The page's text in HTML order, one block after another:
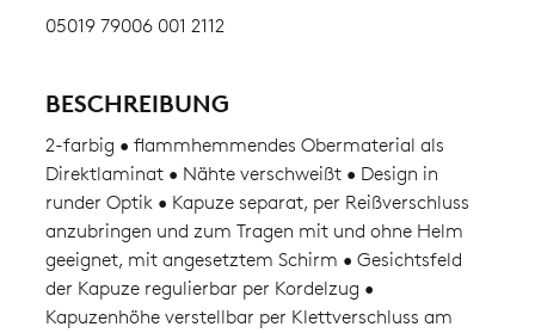
05019 79006 001 2112
BESCHREIBUNG
2-farbig • flammhemmendes Obermaterial als
Direktlaminat • Nähte verschweißt • Design in
runder Optik • Kapuze separat, per Reißverschluss
anzubringen und zum Tragen mit und ohne Helm
geeignet, mit angesetztem Schirm • Gesichtsfeld
der Kapuze regulierbar per Kordelzug •
Kapuzenhöhe verstellbar per Klettverschluss am